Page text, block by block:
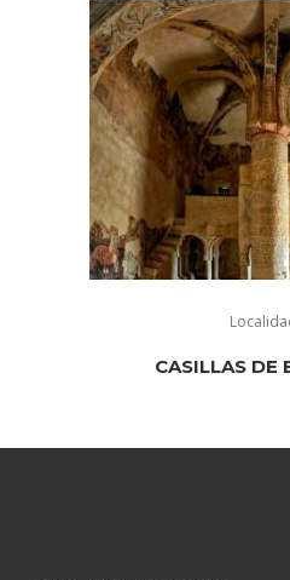
CASILLAS DE